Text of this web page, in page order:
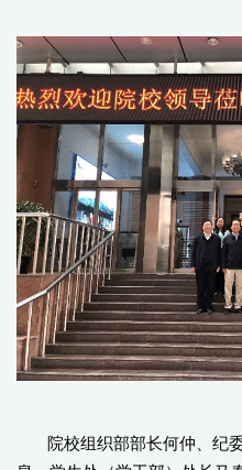
院校组织部部长何仲、纪